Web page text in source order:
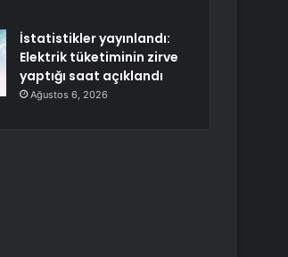
İstatistikler yayınlandı:
Elektrik tüketiminin zirve
yaptığı saat açıklandı
Ağustos 6, 2026